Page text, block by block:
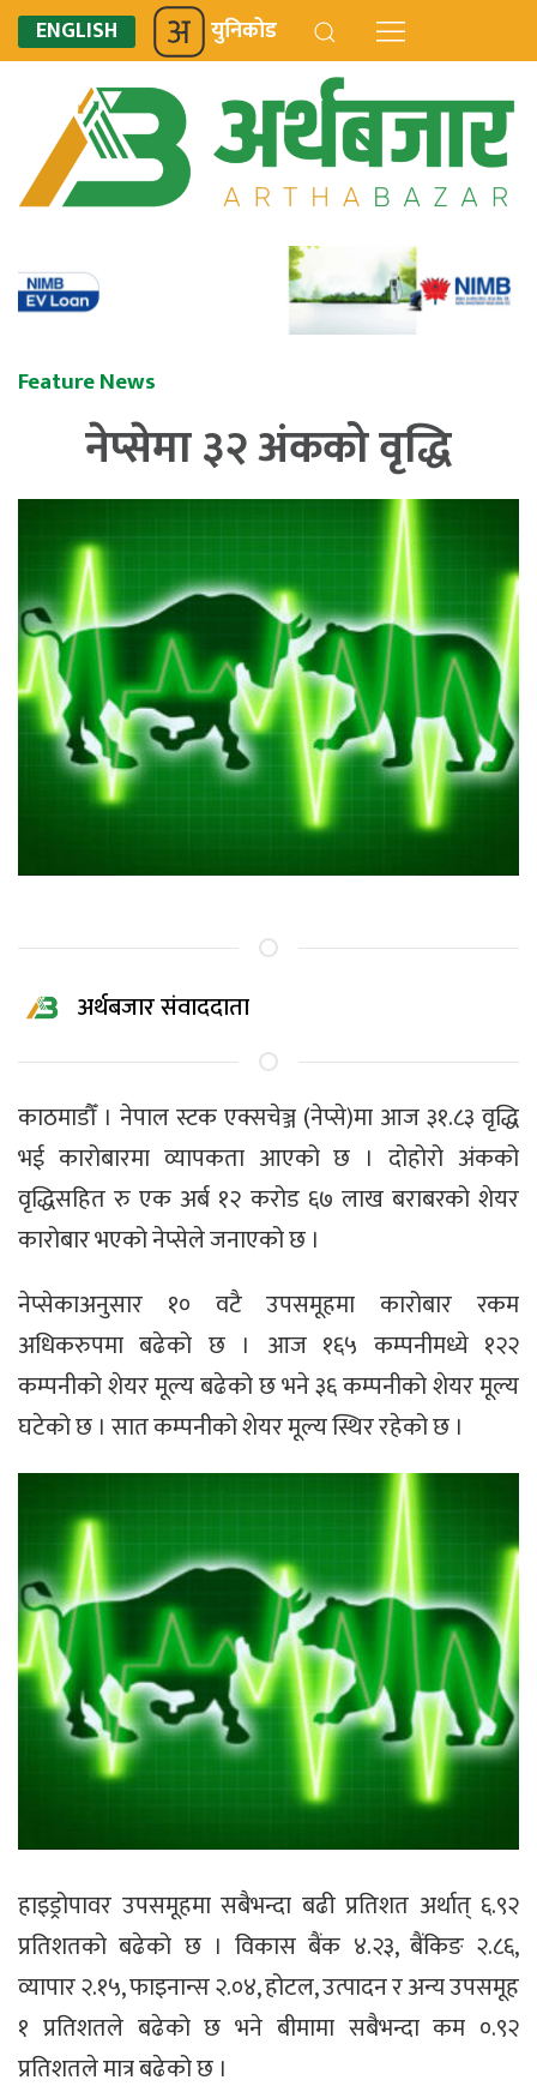
ENGLISH युनिकोड
Feature News
नेप्सेमा ३२ अंकको वृद्धि
अर्थबजार संवाददाता
काठमाडौँ । नेपाल स्टक एक्सचेञ्ज (नेप्से)मा आज ३१.८३ वृद्धि
भई कारोबारमा व्यापकता आएको छ । दोहोरो अंकको
वृद्धिसहित रु एक अर्ब १२ करोड ६७ लाख बराबरको शेयर
कारोबार भएको नेप्सेले जनाएको छ ।
नेप्सेकाअनुसार १० वटै उपसमूहमा कारोबार रकम
अधिकरुपमा बढेको छ । आज १६५ कम्पनीमध्ये १२२
कम्पनीको शेयर मूल्य बढेको छ भने ३६ कम्पनीको शेयर मूल्य
घटेको छ । सात कम्पनीको शेयर मूल्य स्थिर रहेको छ ।
हाइड्रोपावर उपसमूहमा सबैभन्दा बढी प्रतिशत अर्थात् ६.९२
प्रतिशतको बढेको छ । विकास बैंक ४.२३, बैंकिङ २.८६,
व्यापार २.१५, फाइनान्स २.०४, होटल, उत्पादन र अन्य उपसमूह
१ प्रतिशतले बढेको छ भने बीमामा सबैभन्दा कम ०.९२
प्रतिशतले मात्र बढेको छ ।